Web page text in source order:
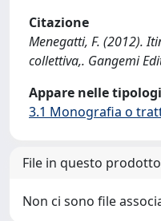
Citazione
Menegatti, F. (2012).
collettiva,. Gangemi
Appare nelle
3.1 Monografia o
File in questo
Non ci sono file